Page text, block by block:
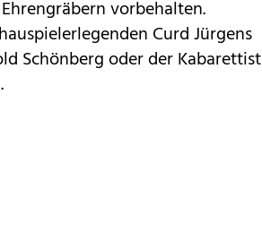
vorbehalten.
Curd Jürgens
Schönberg oder der Kabarettist